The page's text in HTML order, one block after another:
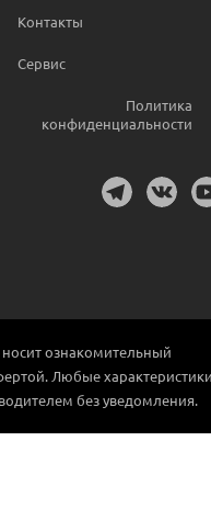
Контакты
Сервис
Политика
конфиденциальности
носит ознакомительный
Любые
без уведомления.